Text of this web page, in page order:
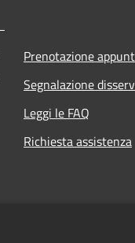
Prenotazione
Segnalazione
Leggi le FAQ
Richiesta assistenza